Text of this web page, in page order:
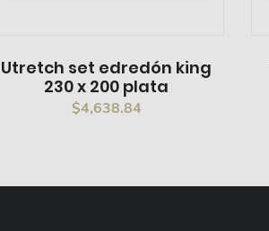
Utretch set edredón king
230 x 200 plata
$4,638.84